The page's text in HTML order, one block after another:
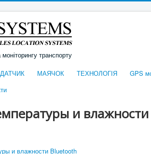
транспорту
ДАТЧИК МАЯЧОК ТЕХНОЛОГІЯ GPS
и